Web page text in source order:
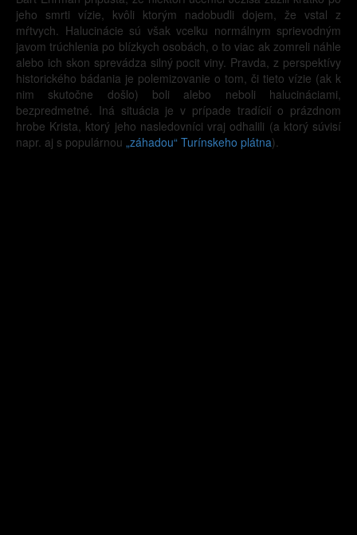
jeho smrti vízie, kvôli ktorým nadobudli dojem, že vstal z
mŕtvych. Halucinácie sú však vcelku normálnym sprievodným
javom trúchlenia po blízkych osobách, o to viac ak zomreli náhle
alebo ich skon sprevádza silný pocit viny. Pravda, z perspektívy
historického bádania je polemizovanie o tom, či tieto vízie (ak k
nim skutočne došlo) boli alebo neboli halucináciami,
bezpredmetné. Iná situácia je v prípade tradícií o prázdnom
hrobe Krista, ktorý jeho nasledovníci vraj odhalili (a ktorý súvisí
napr. aj s populárnou „záhadou“ Turínskeho plátna).